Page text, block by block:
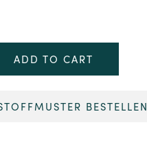
ADD TO CART
BESTELLEN